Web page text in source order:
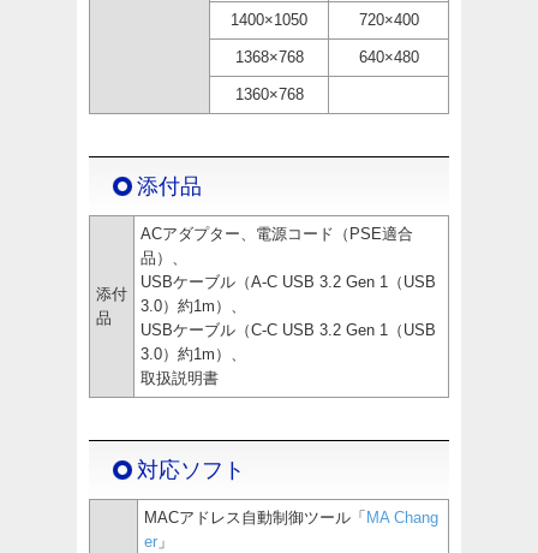
1400×1050 720×400
1368×768 640×480
1360×768
添付品
添付
品
ACアダプター、電源コード（PSE適合
品）、
USBケーブル（A-C USB 3.2 Gen 1（USB
3.0）約1m）、
USBケーブル（C-C USB 3.2 Gen 1（USB
3.0）約1m）、
取扱説明書
対応ソフト
MACアドレス自動制御ツール「 MA Chang
er 」